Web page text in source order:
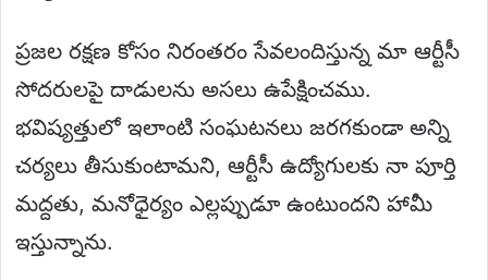
ప్రజల రక్షణ కోసం నిరంతరం సేవలందిస్తున్న మా ఆర్టీసీ
సోదరులపై దాడులను అసలు ఉపేక్షించము.
భవిష్యత్తులో ఇలాంటి సంఘటనలు జరగకుండా అన్ని
చర్యలు తీసుకుంటామని, ఆర్టీసీ ఉద్యోగులకు నా పూర్తి
మద్దతు, మనోధైర్యం ఎల్లప్పుడూ ఉంటుందని హామీ
ఇస్తున్నాను.